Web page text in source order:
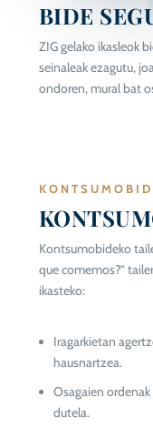
BIDE
ZIG gelako ikasleok
seinaleak ezagutu,
ondoren, mural bat
Kontsumobideko
que comemos?”
ikasteko:
Iragarkietan
hausnartzea.
Osagaien
dutela.